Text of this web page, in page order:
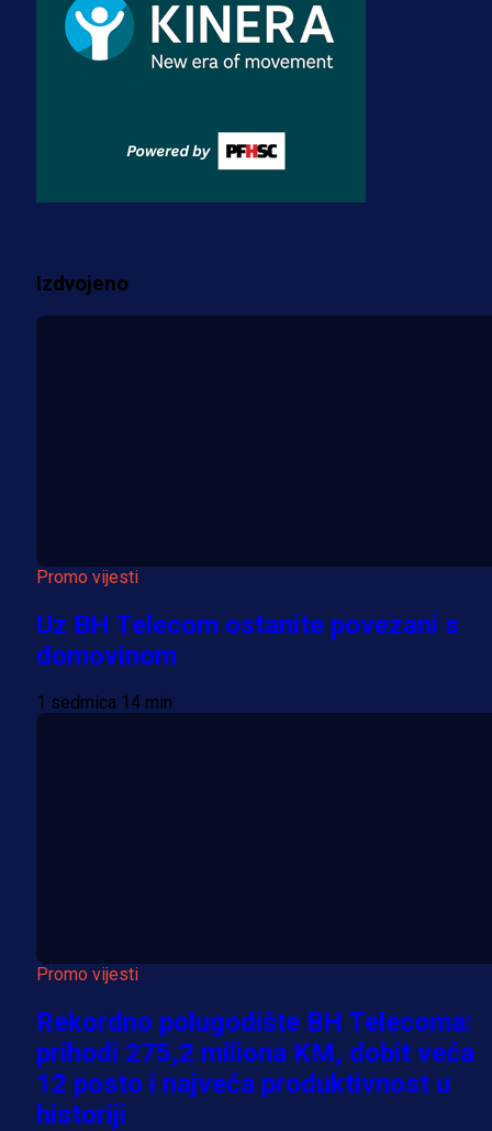
3 sedmica 3 dan
Premijer liga BiH
za pranje novca, pretresaju
prostorije FK Borac!
Izdvojeno
Promo vijesti
Uz BH Telecom ostanite povezani s
domovinom
1 sedmica 14 min
Promo vijesti
Rekordno polugodište BH Telecoma:
prihodi 275,2 miliona KM, dobit veća
12 posto i najveća produktivnost u
historiji